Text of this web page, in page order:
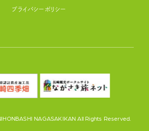
プライバシーポリシー
NAGASAKIKAN All Rights Reserved.